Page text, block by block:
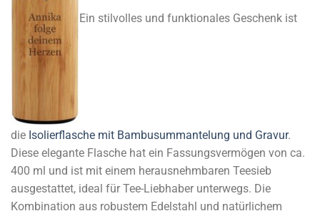
Ein stilvolles und funktionales Geschenk ist
die Isolierflasche mit Bambusummantelung und Gravur.
Diese elegante Flasche hat ein Fassungsvermögen von ca.
400 ml und ist mit einem herausnehmbaren Teesieb
ausgestattet, ideal für Tee-Liebhaber unterwegs. Die
Kombination aus robustem Edelstahl und natürlichem